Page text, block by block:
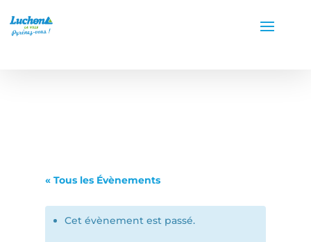
« Tous les Évènements
Cet évènement est passé.